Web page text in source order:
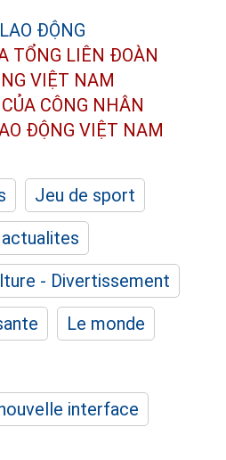
TỔNG LIÊN ĐOÀN
VIỆT NAM
CÔNG NHÂN
ĐỘNG VIỆT NAM
Jeu de sport
- Divertissement
Le monde
interface